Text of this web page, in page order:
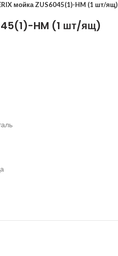
мойка ZUS6045(1)-HM (1 шт/ящ)
HM (1 шт/ящ)